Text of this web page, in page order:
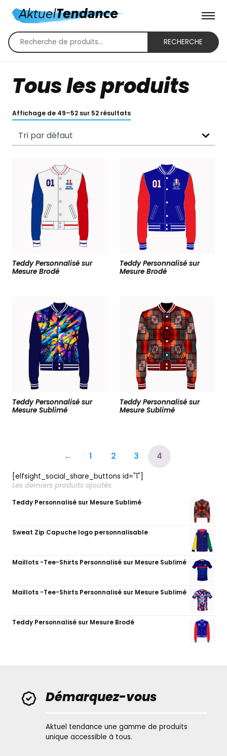
Recherche
RECHERCHE
Tous les produits
Affichage de 49–52 sur 52 résultats
Teddy Personnalisé sur
Mesure Brodé
Teddy Personnalisé sur
Mesure Brodé
Teddy Personnalisé sur
Mesure Sublimé
Teddy Personnalisé sur
Mesure Sublimé
← 1 2 3 4
[elfsight_social_share_buttons id="1"]
Les derniers produits ajoutés
Teddy Personnalisé sur Mesure Sublimé
Sweat Zip Capuche logo personnalisable
Maillots -Tee-Shirts Personnalisé sur Mesure Sublimé
Maillots -Tee-Shirts Personnalisé sur Mesure Sublimé
Teddy Personnalisé sur Mesure Brodé
Démarquez-vous
Aktuel tendance une gamme de produits
unique accessible à tous.